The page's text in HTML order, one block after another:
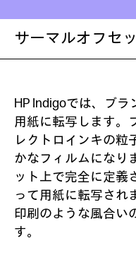
サーマルオフセ
HP Indigoでは、ブ
用紙に転写します。
レクトロインキの粒
かなフィルムになり
ット上で完全に定義
って用紙に転写され
印刷のような風合い
す。